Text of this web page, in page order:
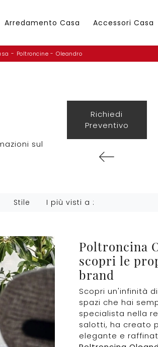
Arredamento Casa Accessori Casa
- Poltroncine -Oleandro
sul
Richiedi
Preventivo
Stile I più visti a :
Poltroncina
scopri le
brand
Scopri un'infinità
spazi che hai
specialista nella
salotti, ha creato
elegante e